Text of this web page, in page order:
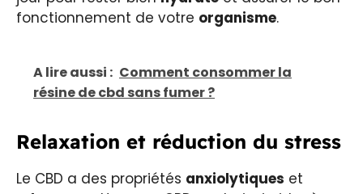
fonctionnement de votre organisme.
A lire aussi : Comment consommer la
résine de cbd sans fumer ?
Relaxation et réduction du stress
Le CBD a des propriétés anxiolytiques et